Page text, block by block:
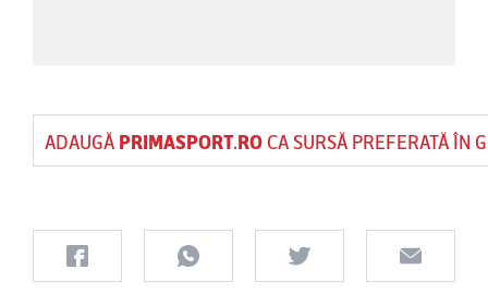
ADAUGĂ PRIMASPORT.ROCA SURSĂ PREFERATĂ ÎN